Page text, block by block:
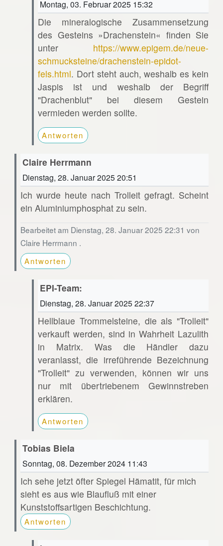
Montag, 03. Februar 2025 15:32
Die mineralogische Zusammensetzung
des Gesteins »Drachenstein« finden Sie
unter https://www.epigem.de/neue-
schmucksteine/drachenstein-epidot-
fels.html. Dort steht auch, weshalb es kein
Jaspis ist und weshalb der Begriff
"Drachenblut" bei diesem Gestein
vermieden werden sollte.
Antworten
Claire Herrmann
Dienstag, 28. Januar 2025 20:51
Ich wurde heute nach Trolleit gefragt. Scheint
ein Aluminiumphosphat zu sein.
Bearbeitet am Dienstag, 28. Januar 2025 22:31 von
Claire Herrmann .
Antworten
EPI-Team:
Dienstag, 28. Januar 2025 22:37
Hellblaue Trommelsteine, die als "Trolleit"
verkauft werden, sind in Wahrheit Lazulith
in Matrix. Was die Händler dazu
veranlasst, die irreführende Bezeichnung
"Trolleit" zu verwenden, können wir uns
nur mit übertriebenem Gewinnstreben
erklären.
Antworten
Tobias Biela
Sonntag, 08. Dezember 2024 11:43
Ich sehe jetzt öfter Spiegel Hämatit, für mich
sieht es aus wie Blaufluß mit einer
Kunststoffsartigen Beschichtung.
Antworten